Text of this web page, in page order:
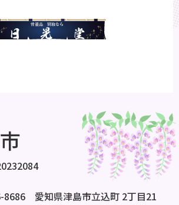
8686 愛知県津島市立込町 2丁目21